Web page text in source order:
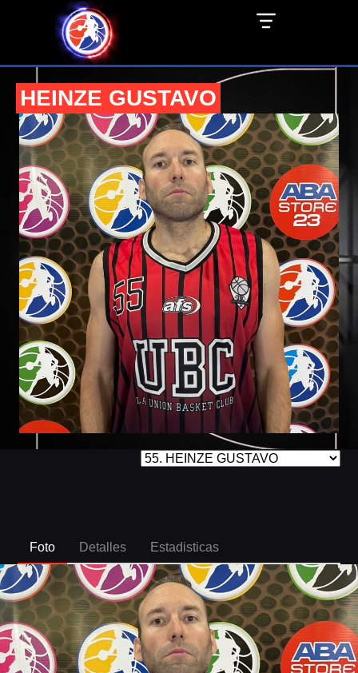
HEINZE GUSTAVO
Foto Detalles Estadisticas